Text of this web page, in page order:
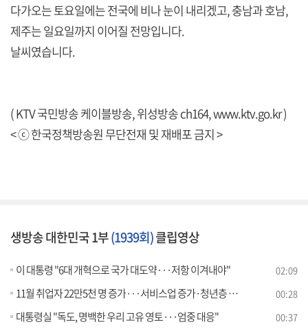
다가오는 토요일에는 전국에 비나 눈이 내리겠고, 충남과 호남,
제주는 일요일까지 이어질 전망입니다.
날씨였습니다.
( KTV 국민방송 케이블방송, 위성방송 ch164,www.ktv.go.kr)
< ⓒ 한국정책방송원 무단전재 및 재배포 금지 >
생방송 대한민국 1부(1939회)클립영상
이 대통령 "6대 개혁으로 국가 대도약···저항 이겨내야" 02:09
11월 취업자 22만5천 명 증가···서비스업 증가·청년층 감소 00:28
대통령실 "독도, 명백한 우리 고유 영토···엄중 대응" 00:37